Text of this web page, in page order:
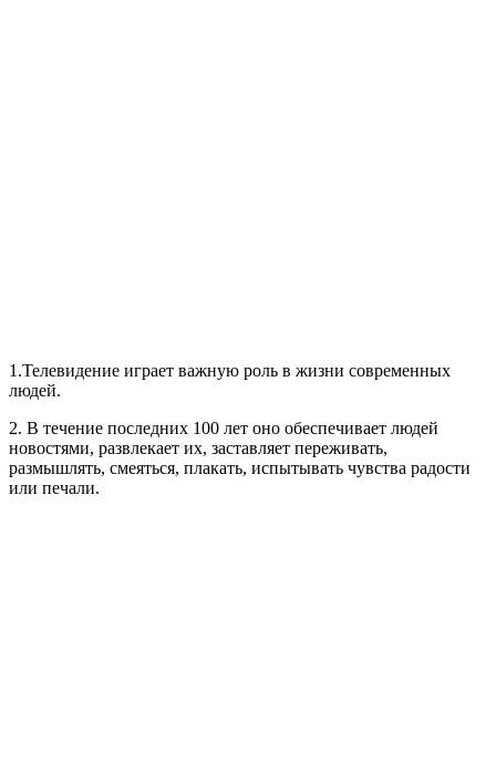
1.Телевидение играет важную роль в жизни современных
людей.
2. В течение последних 100 лет оно обеспечивает людей
новостями, развлекает их, заставляет переживать,
размышлять, смеяться, плакать, испытывать чувства радости
или печали.